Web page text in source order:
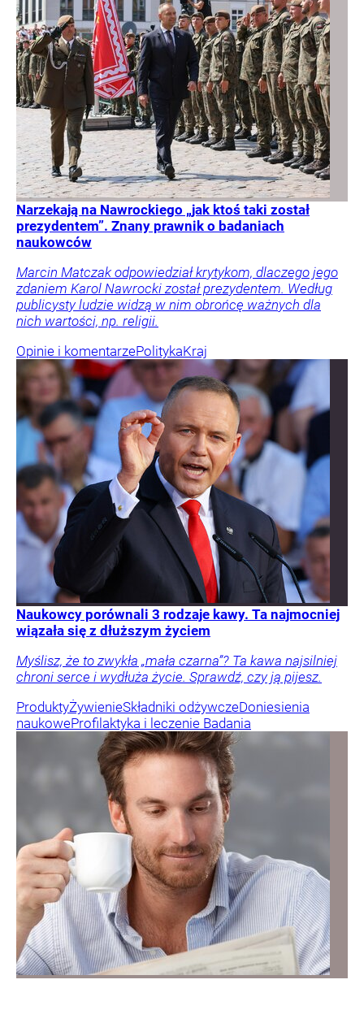
Narzekają na Nawrockiego „jak ktoś taki został
prezydentem”. Znany prawnik o badaniach
naukowców
Marcin Matczak odpowiedział krytykom, dlaczego jego
zdaniem Karol Nawrocki został prezydentem. Według
publicysty ludzie widzą w nim obrońcę ważnych dla
nich wartości, np. religii.
Opinie i komentarzePolitykaKraj
Naukowcy porównali 3 rodzaje kawy. Ta najmocniej
wiązała się z dłuższym życiem
Myślisz, że to zwykła „mała czarna”? Ta kawa najsilniej
chroni serce i wydłuża życie. Sprawdź, czy ją pijesz.
ProduktyŻywienieSkładniki odżywczeDoniesienia
naukoweProfilaktyka i leczenie Badania